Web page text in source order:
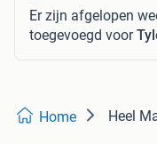
Er zijn afgelopen
toegevoegd voor
Home Heel